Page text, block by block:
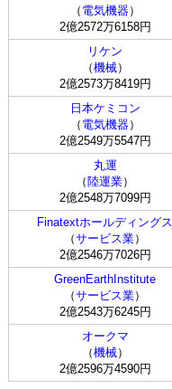
（ 電気機器）
2億2572万6158円
リケン
（機械）
2億2573万8419円
日本ケミコン
（ 電気機器）
2億2549万5547円
丸運
（ 陸運業）
2億2548万7099円
Finatextホールディングス
（サービス業）
2億2546万7026円
GreenEarthInstitute
（サービス業）
2億2543万6245円
オークマ
（機械）
2億2596万4590円